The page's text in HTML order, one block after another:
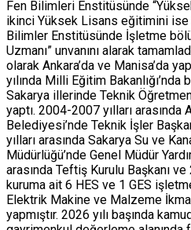
Fen Bilimleri Enstitüsünde
ikinci Yüksek Lisans eğitimini
Bilimler Enstitüsünde İşletme
Uzmanı” unvanını alarak
olarak Ankara’da ve Manisa’da
yılında Milli Eğitim
Sakarya illerinde Teknik
yaptı. 2004-2007 yılları arasında
Belediyesi’nde Teknik İşler
yılları arasında Sakarya Su ve
Müdürlüğü’nde Genel Müdür
arasında Teftiş Kurulu Başkanı
kuruma ait 6 HES ve 1 GES
Elektrik Makine ve Malzeme
yapmıştır. 2026 yılı başında